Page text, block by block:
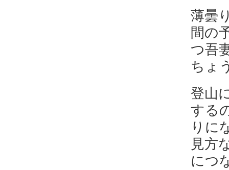
薄曇
間の
つ吾
ちょ
登山
する
りに
見方
につ